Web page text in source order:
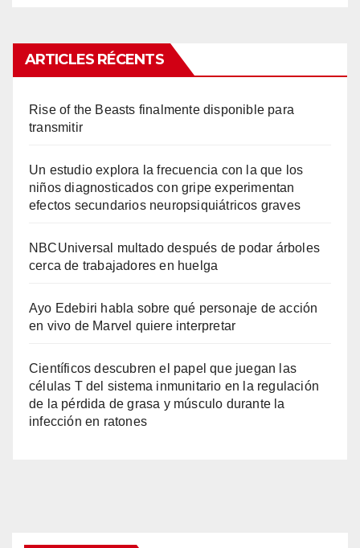
ARTICLES RÉCENTS
Rise of the Beasts finalmente disponible para
transmitir
Un estudio explora la frecuencia con la que los
niños diagnosticados con gripe experimentan
efectos secundarios neuropsiquiátricos graves
NBCUniversal multado después de podar árboles
cerca de trabajadores en huelga
Ayo Edebiri habla sobre qué personaje de acción
en vivo de Marvel quiere interpretar
Científicos descubren el papel que juegan las
células T del sistema inmunitario en la regulación
de la pérdida de grasa y músculo durante la
infección en ratones